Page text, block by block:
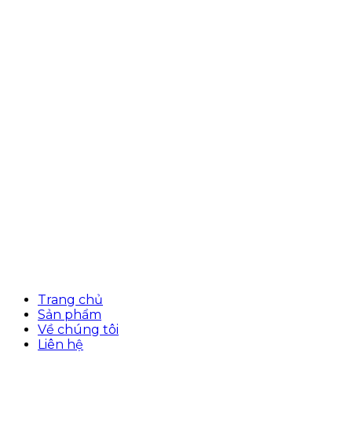
Trang chủ
Sản phẩm
Về chúng tôi
Liên hệ